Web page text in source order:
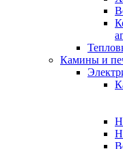
Камины и